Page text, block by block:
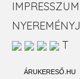
IMPRESSZUM
T
ÁRUKERESŐ.HU